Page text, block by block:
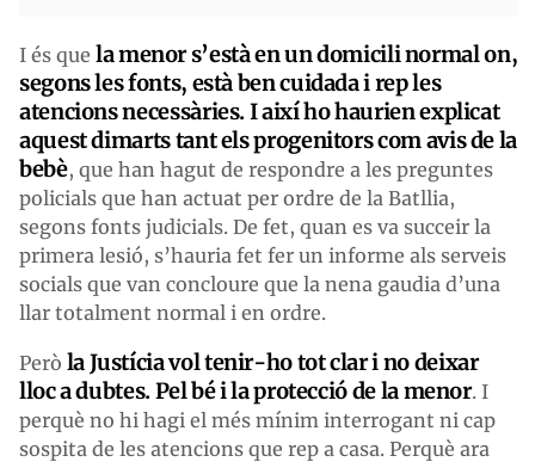
I és que la menor s’està en un domicili normal on,
segons les fonts, està ben cuidada i rep les
atencions necessàries. I així ho haurien explicat
aquest dimarts tant els progenitors com avis de la
bebè, que han hagut de respondre a les preguntes
policials que han actuat per ordre de la Batllia,
segons fonts judicials. De fet, quan es va succeir la
primera lesió, s’hauria fet fer un informe als serveis
socials que van concloure que la nena gaudia d’una
llar totalment normal i en ordre.
Però la Justícia vol tenir-ho tot clar i no deixar
lloc a dubtes. Pel bé i la protecció de la menor. I
perquè no hi hagi el més mínim interrogant ni cap
sospita de les atencions que rep a casa. Perquè ara